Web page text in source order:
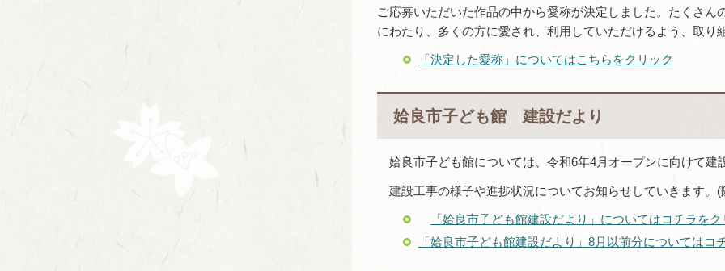
ご応募いただいた作品の中から愛称が決定しました。たくさ
にわたり、多くの方に愛され、利用していただけるよう、取り
「決定した愛称」についてはこちらをクリック
姶良市子ども館 建設だより
姶良市子ども館については、令和6年4月オープンに向けて建
建設工事の様子や進捗状況についてお知らせしていきます。(
「姶良市子ども館建設だより」についてはコチラを
「姶良市子ども館建設だより」8月以前分についてはコ